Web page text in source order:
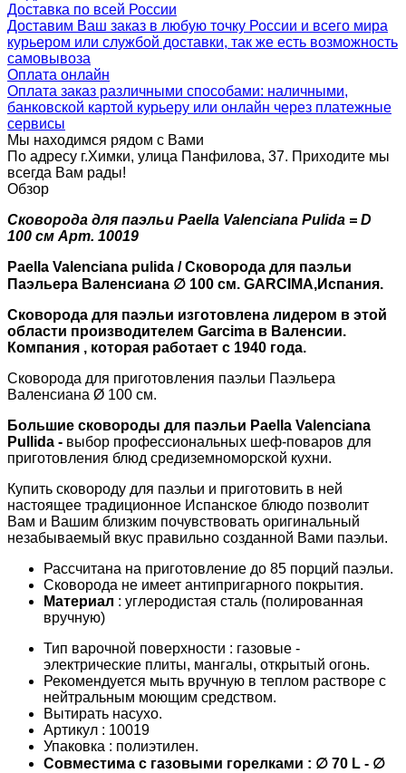
Доставка по всей России
Доставим Ваш заказ в любую точку России и всего мира
курьером или службой доставки, так же есть возможность
самовывоза
Оплата онлайн
Оплата заказ различными способами: наличными,
банковской картой курьеру или онлайн через платежные
сервисы
Мы находимся рядом с Вами
По адресу г.Химки, улица Панфилова, 37. Приходите мы
всегда Вам рады!
Обзор
Сковорода для паэльи Paella Valenciana Pulida = D
100 см Арт. 10019
Paella Valenciana pulida / Сковорода для паэльи
Паэльера Валенсиана ∅ 100 см. GARCIMA,Испания.
Сковорода для паэльи изготовлена лидером в этой
области производителем Garcima в Валенсии.
Компания , которая работает с 1940 года.
Сковорода для приготовления паэльи Паэльера
Валенсиана Ø 100 см.
Большие сковороды для паэльи Paella Valenciana
Pullida - выбор профессиональных шеф-поваров для
приготовления блюд средиземноморской кухни.
Купить сковороду для паэльи и приготовить в ней
настоящее традиционное Испанское блюдо позволит
Вам и Вашим близким почувствовать оригинальный
незабываемый вкус правильно созданной Вами паэльи.
Рассчитана на приготовление до 85 порций паэльи.
Сковорода не имеет антипригарного покрытия.
Материал : углеродистая сталь (полированная
вручную)
Тип варочной поверхности : газовые -
электрические плиты, мангалы, открытый огонь.
Рекомендуется мыть вручную в теплом растворе с
нейтральным моющим средством.
Вытирать насухо.
Артикул : 10019
Упаковка : полиэтилен.
Совместима с газовыми горелками : ∅ 70 L - ∅